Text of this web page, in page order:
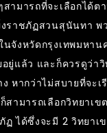
ามารถที่จะเลือกได้ต
ราชภัฏสวนสุนันทา พ
นจังหวัดกรุงเทพมหา
ยู่แล้ว และก็ควรดูว่า
หากว่าไม่สบายที่จะเ
สามารถเลือกวิทยาเข
ได้ซึ่งจะมี 2 วิทยาเ